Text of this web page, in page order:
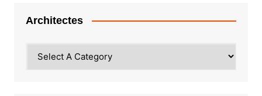
Architectes